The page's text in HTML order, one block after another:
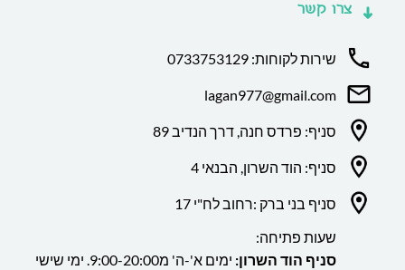
צרו קשר
שירות לקוחות: 0733753129
lagan977@gmail.com
סניף: פרדס חנה, דרך הנדיב 89
סניף: הוד השרון, הבנאי 4
סניף בני ברק :רחוב לח"י 17
שעות פתיחה:
סניף הוד השרון:
ימים א'-ה' מ9:00-20:00. ימי שישי